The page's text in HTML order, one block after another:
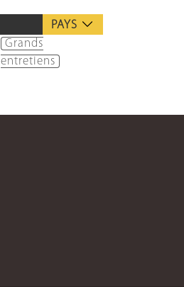
PAYS
Grands
entretiens